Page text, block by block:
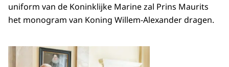
uniform van de Koninklijke Marine zal Prins Maurits
het monogram van Koning Willem-Alexander dragen.
Open de galerij in vergrote